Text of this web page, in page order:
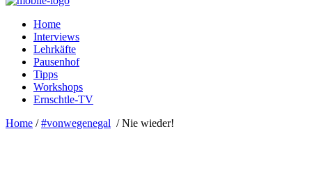
Home
Interviews
Lehrkäfte
Pausenhof
Tipps
Workshops
Ernschtle-TV
Home /#vonwegenegal /Nie wieder!